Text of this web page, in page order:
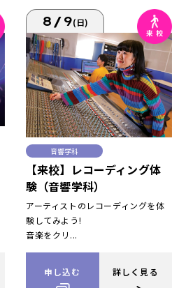
8/9(日)
音響学科
【来校】レコーディング体
験（音響学科）
アーティストのレコーディングを体
験してみよう!
音楽をクリ...
申し込む 詳しく見る